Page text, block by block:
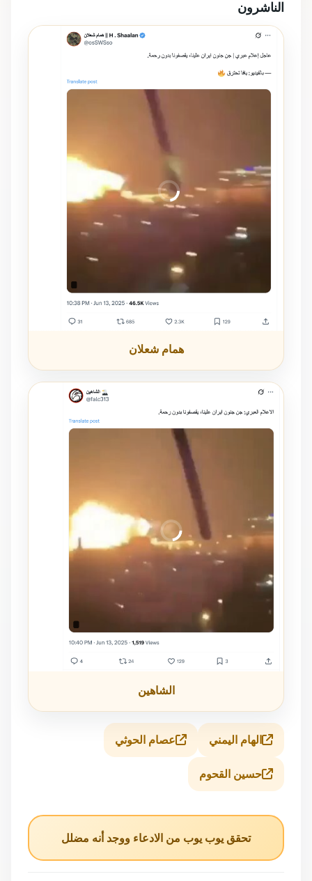
الناشرون
همام شعلان
الشاهين
الهام اليمني عصام الحوثي
حسين القحوم
تحقق يوب يوب من الادعاء ووجد أنه مضلل